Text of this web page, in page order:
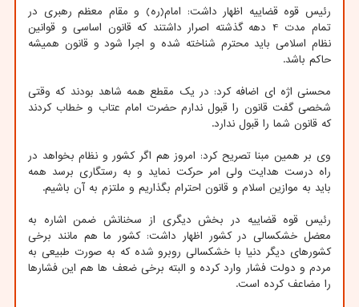
رئیس قوه قضاییه اظهار داشت: امام(ره) و مقام معظم رهبری در
تمام مدت 4 دهه گذشته اصرار داشتند که قانون اساسی و قوانین
نظام اسلامی باید محترم شناخته شده و اجرا شود و قانون همیشه
حاکم باشد.
محسنی اژه ای اضافه کرد: در یک مقطع همه شاهد بودند که وقتی
شخصی گفت قانون را قبول ندارم حضرت امام عتاب و خطاب کردند
که قانون شما را قبول ندارد.
وی بر همین مبنا تصریح کرد: امروز هم اگر کشور و نظام بخواهد در
راه درست هدایت ولی امر حرکت نماید و به رستگاری برسد همه
باید به موازین اسلام و قانون احترام بگذاریم و ملتزم به آن باشیم.
رئیس قوه قضاییه در بخش دیگری از سخنانش ضمن اشاره به
معضل خشکسالی در کشور اظهار داشت: کشور ما هم مانند برخی
کشورهای دیگر دنیا با خشکسالی روبرو شده که به صورت طبیعی به
مردم و دولت فشار وارد کرده و البته برخی ضعف ها هم این فشارها
را مضاعف کرده است.